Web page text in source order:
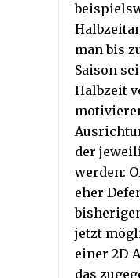
man bis
Saison
Halbzeit
der
werden:
eher
jetzt
einer 2D-
das